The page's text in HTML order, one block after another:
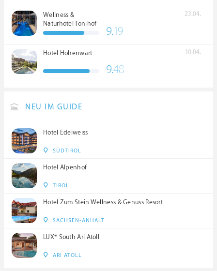
Wellness &
Naturhotel Tonihof
****S
23.04.
9.19
Hotel Hohenwart 10.04.
9.48
NEU IM GUIDE
Hotel Edelweiss
SÜDTIROL
Hotel Alpenhof
TIROL
Hotel Zum Stein Wellness & Genuss Resort
SACHSEN-ANHALT
LUX* South Ari Atoll
ARI ATOLL